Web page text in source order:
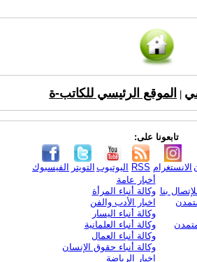
الموقع الرئيسي للكاتب-ة
تابعونا على:
الفيسبوك التويتر اليوتيوب RSS الانستغرام
بنا
أخبار عامة
وكالة أنباء المرأة
اخبار الأدب والفن
وكالة أنباء اليسار
وكالة أنباء العلمانية
وكالة أنباء العمال
وكالة أنباء حقوق الإنسان
اخبار الرياضة